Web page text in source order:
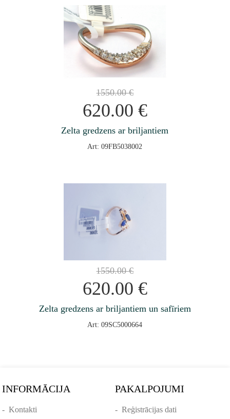
1550.00€
620.00 €
Zelta gredzens ar briljantiem
Art: 09FB5038002
1550.00€
620.00 €
Zelta gredzens ar briljantiem un safīriem
Art: 09SC5000664
INFORMĀCIJA
-Kontakti
PAKALPOJUMI
- Reģistrācijas dati